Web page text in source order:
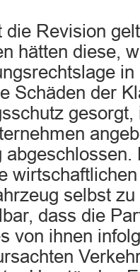
die Revision
hätten diese,
Schäden der
abgeschlossen.
selbst
dass die
von ihnen